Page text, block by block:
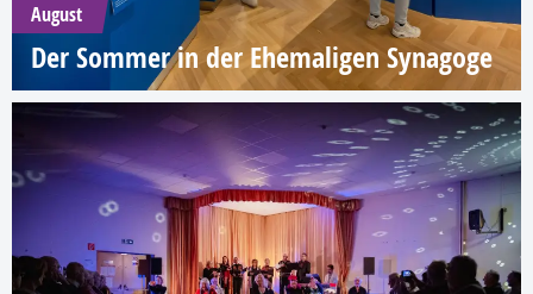
August
Der Sommer in der Ehemaligen Synagoge